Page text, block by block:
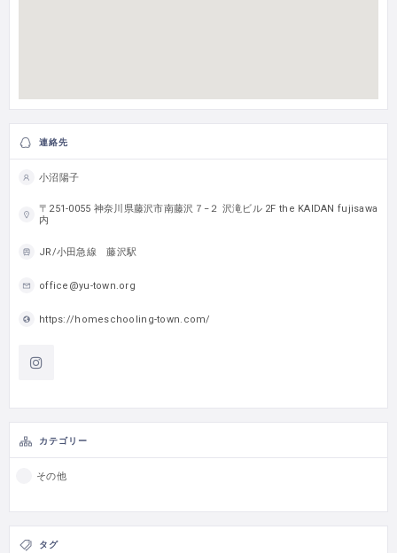
連絡先
小沼陽子
〒251-0055 神奈川県藤沢市南藤沢７−２ 沢滝ビル 2F the KAIDAN fujisawa
内
JR/小田急線 藤沢駅
office@yu-town.org
https://homeschooling-town.com/
カテゴリー
その他
タグ